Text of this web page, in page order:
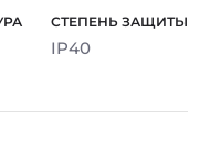
IP40